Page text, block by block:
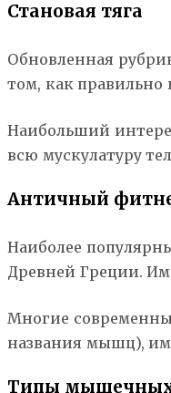
Становая тяга
Обновленная
том, как правильно
Наибольший
всю мускулатуру
Античный
Наиболее
Древней Греции.
Многие
названия мышц),
Типы мышечных